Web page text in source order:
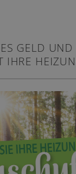
GELD UND
IHRE